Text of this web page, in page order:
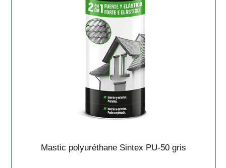
Mastic polyuréthane Sintex PU-50 gris